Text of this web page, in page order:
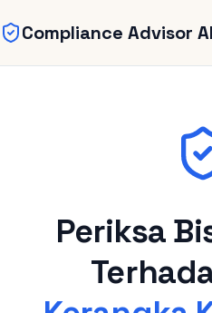
Skip to main content
Compliance Advisor AI
Periksa